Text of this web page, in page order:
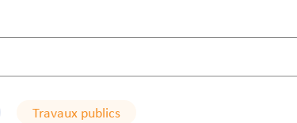
Travaux publics